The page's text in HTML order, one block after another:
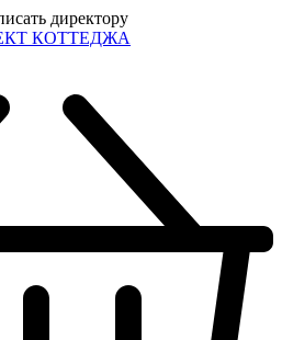
директору
КОТТЕДЖА